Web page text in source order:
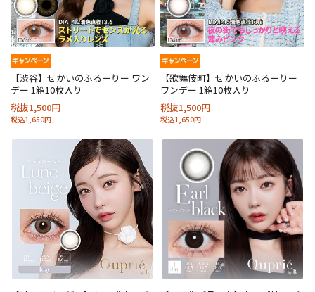
【渋谷】せかいのふるーりー ワン
デー 1箱10枚入り
税抜1,500円
税込1,650円
【歌舞伎町】せかいのふるーりー
ワンデー 1箱10枚入り
税抜1,500円
税込1,650円